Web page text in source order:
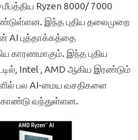
Ryzen 8000/ 7000
இந்த புதிய தலைமுறை
AI புத்தாக்கத்தை
காரணமாகும். இந்த புதிய
Intel , AMD ஆகிய இரண்டும்
பல AI-மைய வசதிகளை
வந்துள்ளன.